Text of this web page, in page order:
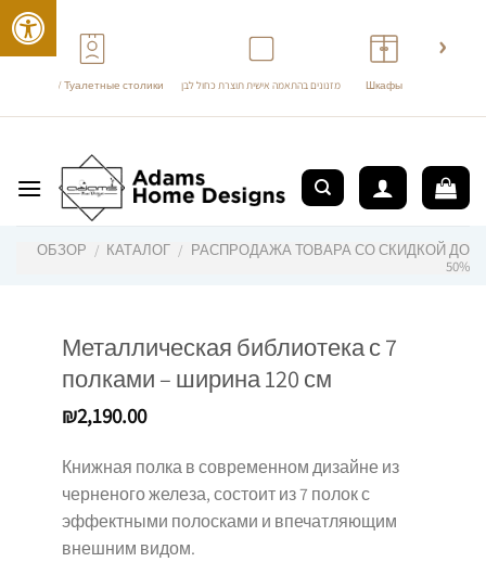
‹
Шкафы מזנונים בהתאמה אישית תוצרת כחול לבן Трюмо / Туалетные столики
›
содержанию
ОБЗОР / КАТАЛОГ / РАСПРОДАЖА ТОВАРА СО СКИДКОЙ ДО
50%
Металлическая библиотека с 7
полками – ширина 120 см
₪2,190.00
Книжная полка в современном дизайне из
черненого железа, состоит из 7 полок с
эффектными полосками и впечатляющим
внешним видом.